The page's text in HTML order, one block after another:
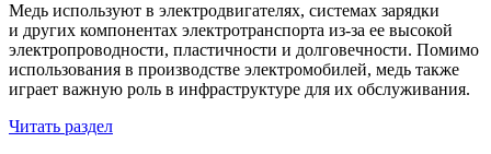
Медь используют в электродвигателях, системах зарядки
и других компонентах электротранспорта из-за ее высокой
электропроводности, пластичности и долговечности. Помимо
использования в производстве электромобилей, медь также
играет важную роль в инфраструктуре для их обслуживания.
Читать раздел